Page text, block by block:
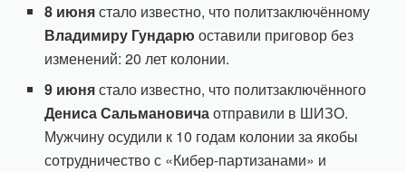
8 июнястало известно, что политзаключённому
Владимиру Гундарю оставили приговор без
изменений: 20 лет колонии.
9 июнястало известно, что политзаключённого
Дениса Сальмановичаотправили в ШИЗО.
Мужчину осудили к 10 годам колонии за якобы
сотрудничество с «Кибер-партизанами» и